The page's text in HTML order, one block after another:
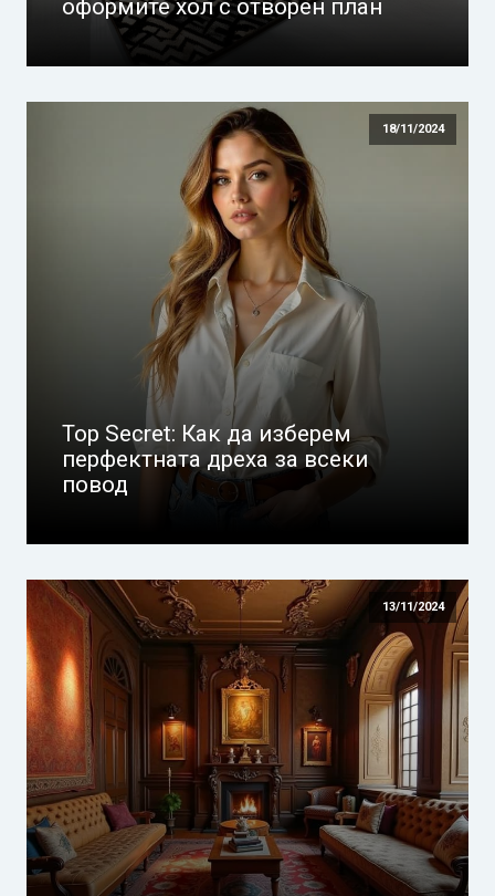
оформите хол с отворен план
18/11/2024
Top Secret: Как да изберем
перфектната дреха за всеки
повод
13/11/2024